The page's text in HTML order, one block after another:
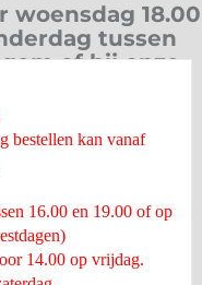
woensdag 18.00
tussen
of bij onze
bestellen kan vanaf
16.00 en 19.00 of op
14.00 op vrijdag.